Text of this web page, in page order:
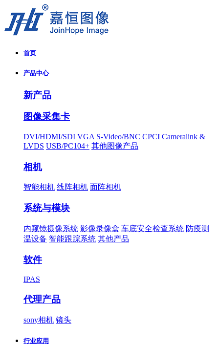
首页
产品中心
新产品
图像采集卡
DVI/HDMI/SDI VGA S-Video/BNC CPCI Cameralink &
LVDS USB/PC104+ 其他图像产品
相机
智能相机 线阵相机 面阵相机
系统与模块
内窥镜摄像系统 影像录像盒 车底安全检查系统 防疫测
温设备 智能跟踪系统 其他产品
软件
IPAS
代理产品
sony相机 镜头
行业应用